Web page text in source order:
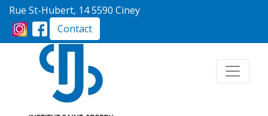
Rue St-Hubert, 14 5590 Ciney
Contact